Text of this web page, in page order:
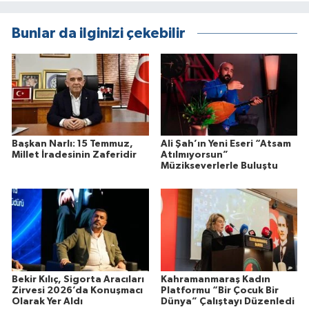
Bunlar da ilginizi çekebilir
Başkan Narlı: 15 Temmuz,
Millet İradesinin Zaferidir
Ali Şah’ın Yeni Eseri “Atsam
Atılmıyorsun”
Müzikseverlerle Buluştu
Bekir Kılıç, Sigorta Aracıları
Zirvesi 2026’da Konuşmacı
Olarak Yer Aldı
Kahramanmaraş Kadın
Platformu “Bir Çocuk Bir
Dünya” Çalıştayı Düzenledi